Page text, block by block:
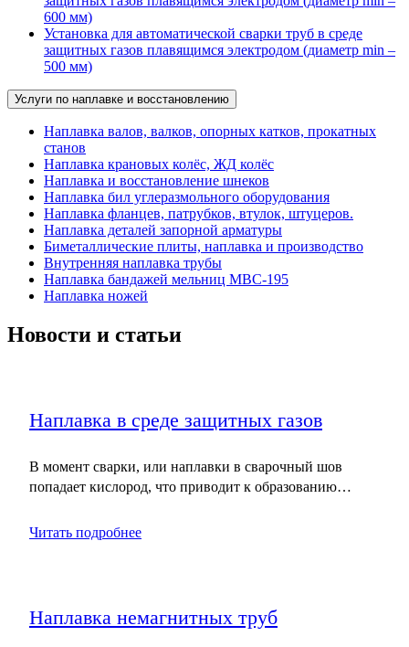
600 мм)
Установка для автоматической сварки труб в среде
защитных газов плавящимся электродом (диаметр min –
500 мм)
Услуги по наплавке и восстановлению
Наплавка валов, валков, опорных катков, прокатных
станов
Наплавка крановых колёс, ЖД колёс
Наплавка и восстановление шнеков
Наплавка бил углеразмольного оборудования
Наплавка фланцев, патрубков, втулок, штуцеров.
Наплавка деталей запорной арматуры
Биметаллические плиты, наплавка и производство
Внутренняя наплавка трубы
Наплавка бандажей мельниц МВС-195
Наплавка ножей
Новости и статьи
Наплавка в среде защитных газов
В момент сварки, или наплавки в сварочный шов
попадает кислород, что приводит к образованию…
Читать подробнее
Наплавка немагнитных труб